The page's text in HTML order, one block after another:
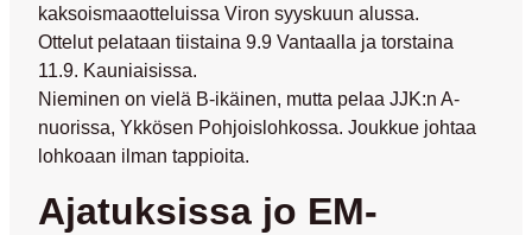
kaksoismaaotteluissa Viron syyskuun alussa.
Ottelut pelataan tiistaina 9.9 Vantaalla ja torstaina
11.9. Kauniaisissa.
Nieminen on vielä B-ikäinen, mutta pelaa JJK:n A-
nuorissa, Ykkösen Pohjoislohkossa. Joukkue johtaa
lohkoaan ilman tappioita.
Ajatuksissa jo EM-